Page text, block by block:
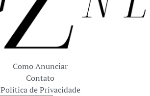
Como Anunciar
Contato
Política de Privacidade